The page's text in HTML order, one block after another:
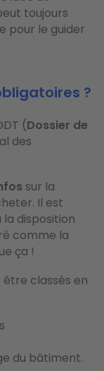
toujours
pour le guider
?
(Dossier de
des
sur la
Il est
disposition
comme la
ça !
classés en
du bâtiment.